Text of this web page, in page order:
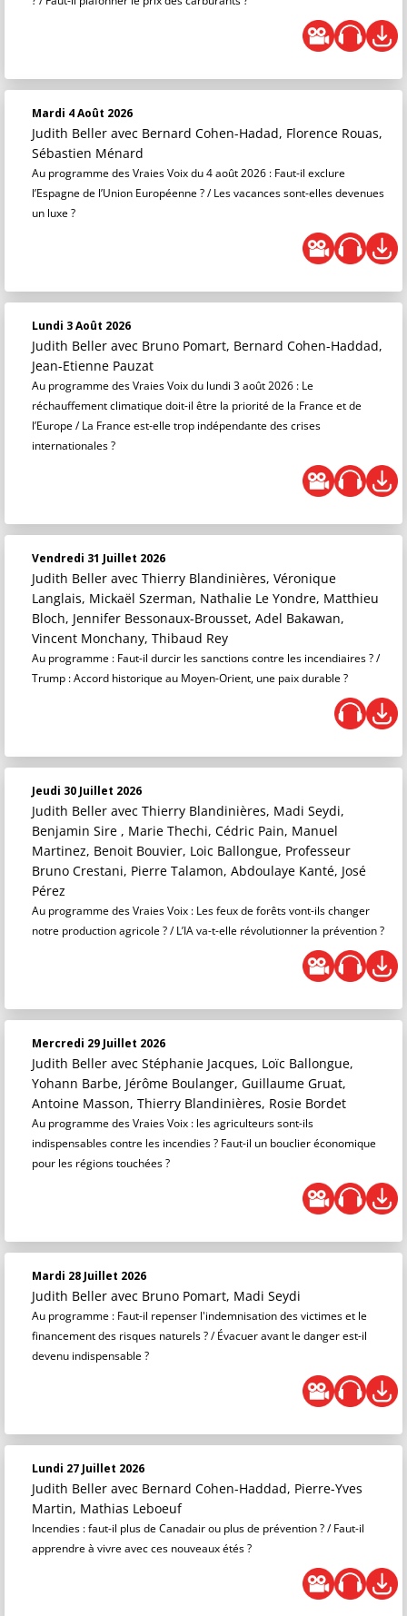
Mardi 4 Août 2026
Judith Beller avec Bernard Cohen-Hadad, Florence Rouas,
Sébastien Ménard
Au programme des Vraies Voix du 4 août 2026 : Faut-il exclure
l’Espagne de l’Union Européenne ? / Les vacances sont-elles devenues
un luxe ?
Lundi 3 Août 2026
Judith Beller avec Bruno Pomart, Bernard Cohen-Haddad,
Jean-Etienne Pauzat
Au programme des Vraies Voix du lundi 3 août 2026 : Le
réchauffement climatique doit-il être la priorité de la France et de
l’Europe / La France est-elle trop indépendante des crises
internationales ?
Vendredi 31 Juillet 2026
Judith Beller avec Thierry Blandinières, Véronique
Langlais, Mickaël Szerman, Nathalie Le Yondre, Matthieu
Bloch, Jennifer Bessonaux-Brousset, Adel Bakawan,
Vincent Monchany, Thibaud Rey
Au programme : Faut-il durcir les sanctions contre les incendiaires ? /
Trump : Accord historique au Moyen-Orient, une paix durable ?
Jeudi 30 Juillet 2026
Judith Beller avec Thierry Blandinières, Madi Seydi,
Benjamin Sire , Marie Thechi, Cédric Pain, Manuel
Martinez, Benoit Bouvier, Loic Ballongue, Professeur
Bruno Crestani, Pierre Talamon, Abdoulaye Kanté, José
Pérez
Au programme des Vraies Voix : Les feux de forêts vont-ils changer
notre production agricole ? / L’IA va-t-elle révolutionner la prévention ?
Mercredi 29 Juillet 2026
Judith Beller avec Stéphanie Jacques, Loïc Ballongue,
Yohann Barbe, Jérôme Boulanger, Guillaume Gruat,
Antoine Masson, Thierry Blandinières, Rosie Bordet
Au programme des Vraies Voix : les agriculteurs sont-ils
indispensables contre les incendies ? Faut-il un bouclier économique
pour les régions touchées ?
Mardi 28 Juillet 2026
Judith Beller avec Bruno Pomart, Madi Seydi
Au programme : Faut-il repenser l'indemnisation des victimes et le
financement des risques naturels ? / Évacuer avant le danger est-il
devenu indispensable ?
Lundi 27 Juillet 2026
Judith Beller avec Bernard Cohen-Haddad, Pierre-Yves
Martin, Mathias Leboeuf
Incendies : faut-il plus de Canadair ou plus de prévention ? / Faut-il
apprendre à vivre avec ces nouveaux étés ?